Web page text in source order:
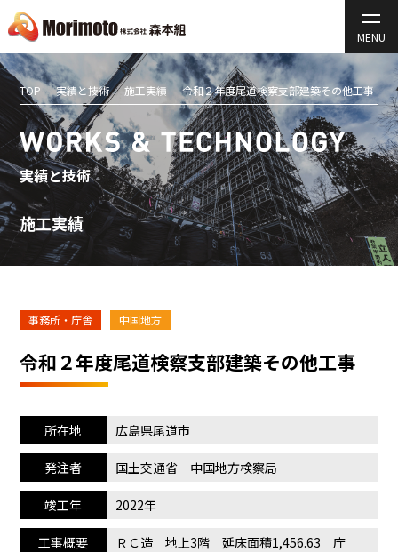
TOP 実績と技術 施工実績 令和２年度尾道検察支部建築その他工事
実績と技術
施工実績
事務所・庁舎 中国地方
令和２年度尾道検察支部建築その他工事
所在地 広島県尾道市
発注者 国土交通省 中国地方検察局
竣工年 2022年
工事概要
ＲＣ造 地上3階 延床面積1,456.63 庁